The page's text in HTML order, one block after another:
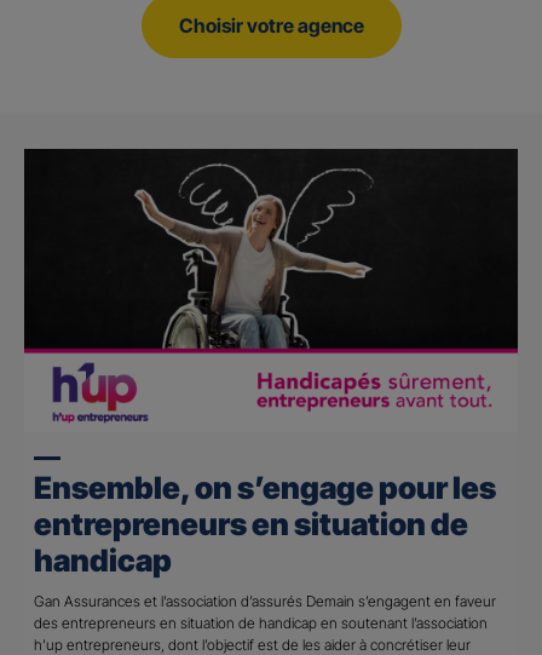
Choisir votre agence
Ensemble, on s’engage pour les
entrepreneurs en situation de
handicap
Gan Assurances et l’association d’assurés Demain s’engagent en faveur
des entrepreneurs en situation de handicap en soutenant l’association
h’up entrepreneurs, dont l’objectif est de les aider à concrétiser leur